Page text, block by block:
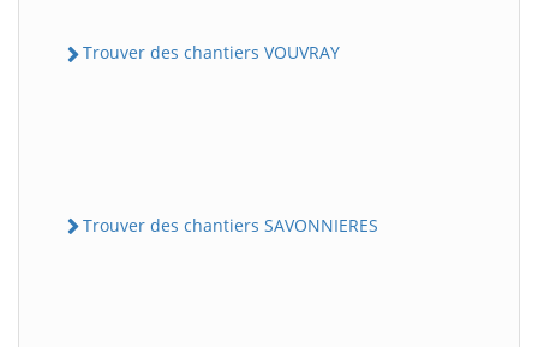
Trouver des chantiers VOUVRAY
Trouver des chantiers SAVONNIERES